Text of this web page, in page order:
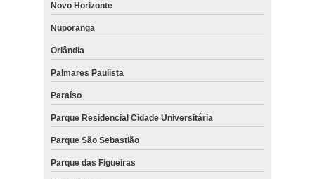
Novo Horizonte
Nuporanga
Orlândia
Palmares Paulista
Paraíso
Parque Residencial Cidade Universitária
Parque São Sebastião
Parque das Figueiras